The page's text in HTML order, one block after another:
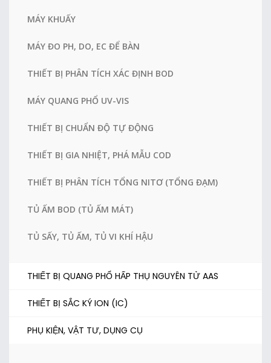
MÁY KHUẤY
MÁY ĐO PH, DO, EC ĐỂ BÀN
THIẾT BỊ PHÂN TÍCH XÁC ĐỊNH BOD
MÁY QUANG PHỔ UV-VIS
THIẾT BỊ CHUẨN ĐỘ TỰ ĐỘNG
THIẾT BỊ GIA NHIỆT, PHÁ MẪU COD
THIẾT BỊ PHÂN TÍCH TỔNG NITƠ (TỔNG ĐẠM)
TỦ ẤM BOD (TỦ ẤM MÁT)
TỦ SẤY, TỦ ẤM, TỦ VI KHÍ HẬU
THIẾT BỊ QUANG PHỔ HẤP THỤ NGUYÊN TỬ AAS
THIẾT BỊ SẮC KÝ ION (IC)
PHỤ KIỆN, VẬT TƯ, DỤNG CỤ